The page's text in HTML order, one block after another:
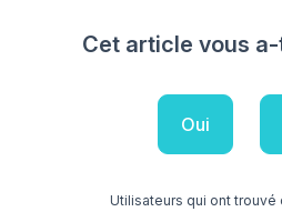
Cet article vous
Oui
Utilisateurs qui ont trouvé